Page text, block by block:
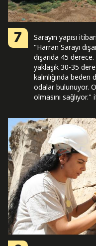
7
Sarayın yapısı
"Harran Sarayı
dışarıda 45
yaklaşık 30-35
kalınlığında
odalar bulunuyor.
olmasını sağlıyor."